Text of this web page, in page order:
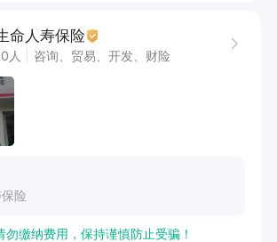
命人寿保险
人 咨询、贸易、开发、财险
险
勿缴纳费用，保持谨慎防止受骗！